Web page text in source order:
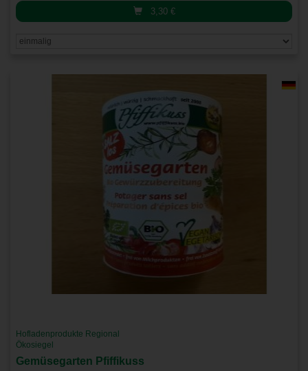
3,30 €
Hofladenprodukte Regional
Ökosiegel
Gemüsegarten Pfiffikuss